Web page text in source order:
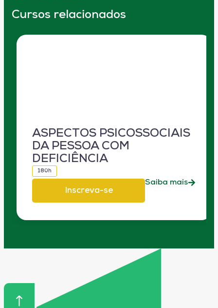
Cursos relacionados
ASPECTOS PSICOSSOCIAIS
DA PESSOA COM
DEFICIÊNCIA
180h
Inscreva-se
Saiba mais